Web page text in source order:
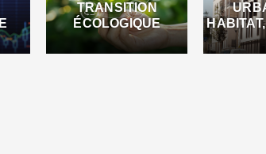
TRANSITION
ÉCOLOGIQUE